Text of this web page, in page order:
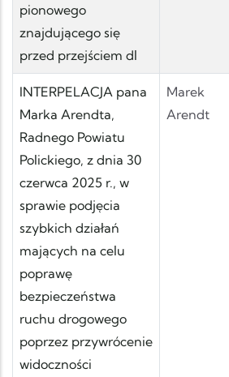
pionowego
znajdującego się
przed przejściem dl
INTERPELACJA pana
Marka Arendta,
Radnego Powiatu
Polickiego, z dnia 30
czerwca 2025 r., w
sprawie podjęcia
szybkich działań
mających na celu
poprawę
bezpieczeństwa
ruchu drogowego
poprzez przywrócenie
widoczności
Marek
Arendt